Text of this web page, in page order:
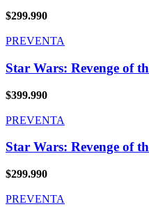
$299.990
PREVENTA
Star Wars: Revenge of
$399.990
PREVENTA
Star Wars: Revenge of
$299.990
PREVENTA